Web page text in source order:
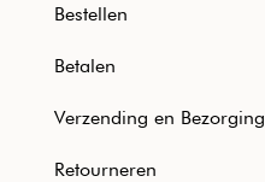
Bestellen
Betalen
Verzending en Bezorging
Retourneren